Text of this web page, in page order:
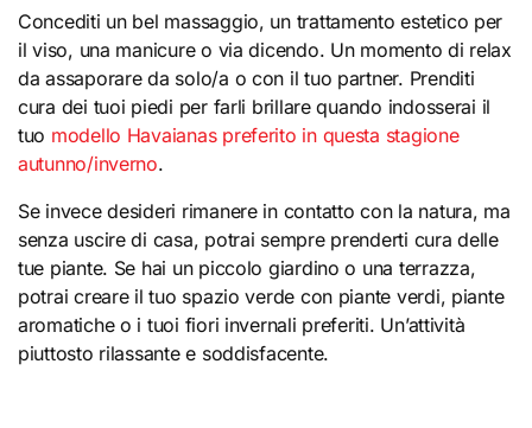
Concediti un bel massaggio, un trattamento estetico per
il viso, una manicure o via dicendo. Un momento di relax
da assaporare da solo/a o con il tuo partner. Prenditi
cura dei tuoi piedi per farli brillare quando indosserai il
tuo modello Havaianas preferito in questa stagione
autunno/inverno.
Se invece desideri rimanere in contatto con la natura, ma
senza uscire di casa, potrai sempre prenderti cura delle
tue piante. Se hai un piccolo giardino o una terrazza,
potrai creare il tuo spazio verde con piante verdi, piante
aromatiche o i tuoi fiori invernali preferiti. Un’attività
piuttosto rilassante e soddisfacente.